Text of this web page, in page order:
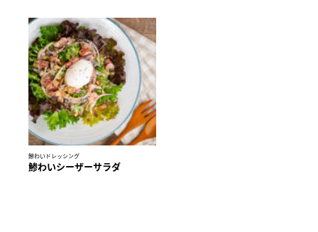
鯵わいドレッシング
鯵わいシーザーサラダ